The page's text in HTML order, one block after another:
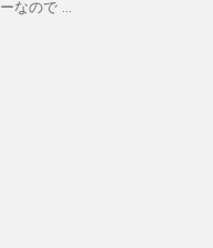
なので ...